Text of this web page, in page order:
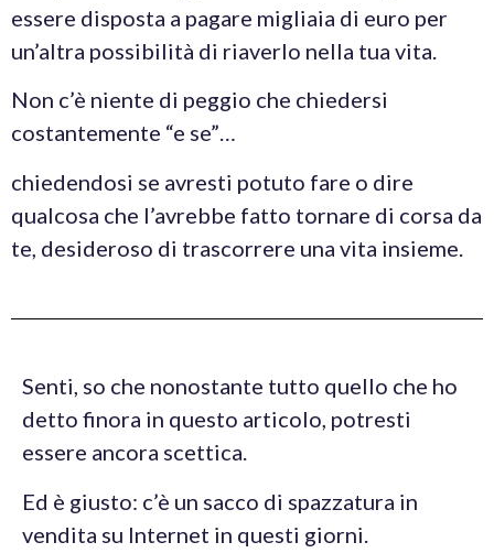
essere disposta a pagare migliaia di euro per
un’altra possibilità di riaverlo nella tua vita.
Non c’è niente di peggio che chiedersi
costantemente “e se”…
chiedendosi se avresti potuto fare o dire
qualcosa che l’avrebbe fatto tornare di corsa da
te, desideroso di trascorrere una vita insieme.
Senti, so che nonostante tutto quello che ho
detto finora in questo articolo, potresti
essere ancora scettica.
Ed è giusto: c’è un sacco di spazzatura in
vendita su Internet in questi giorni.